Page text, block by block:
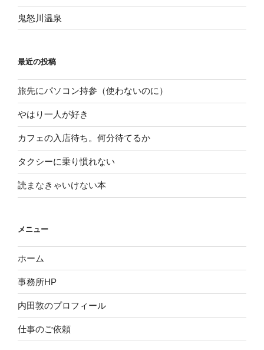
鬼怒川温泉
最近の投稿
旅先にパソコン持参（使わないのに）
やはり一人が好き
カフェの入店待ち。何分待てるか
タクシーに乗り慣れない
読まなきゃいけない本
メニュー
ホーム
事務所HP
内田敦のプロフィール
仕事のご依頼